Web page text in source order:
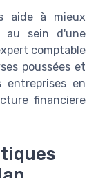
aide à mieux
au sein d'une
comptable
poussées et
entreprises en
financiere